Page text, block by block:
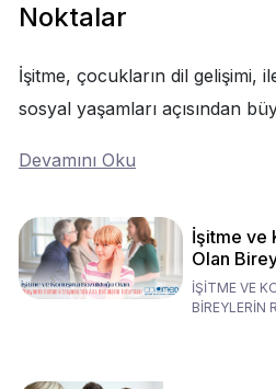
Noktalar
İşitme, çocukların dil gelişimi,
sosyal yaşamları açısından
Devamını Oku
İşitme ve
Olan
Babaların
İŞİTME VE
BİREYLERİN